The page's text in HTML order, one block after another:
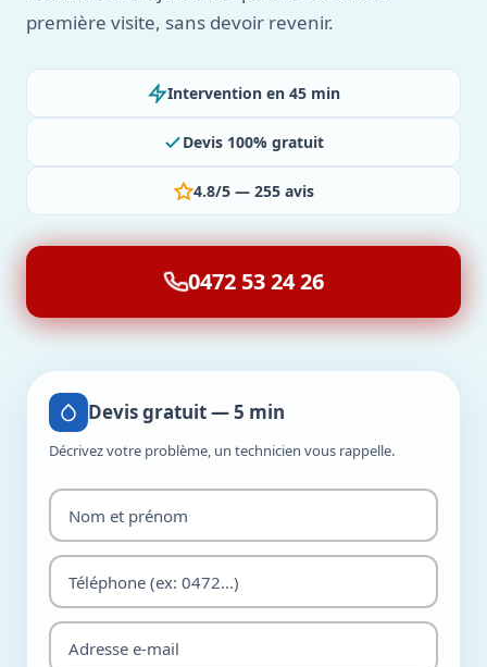
première visite, sans devoir revenir.
Intervention en 45 min
Devis 100% gratuit
4.8/5 — 255 avis
0472 53 24 26
Devis gratuit — 5 min
Décrivez votre problème, un technicien vous rappelle.